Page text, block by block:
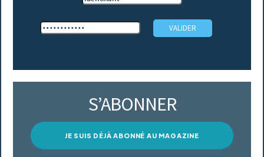
S’ABONNER
JE SUIS DÉJÀ ABONNÉ AU MAGAZINE